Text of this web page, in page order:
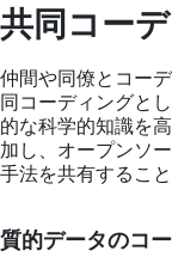
共同コー
仲間や同僚とコー
同コーディングと
的な科学的知識を
加し、オープンソ
手法を共有すること
質的データのコ